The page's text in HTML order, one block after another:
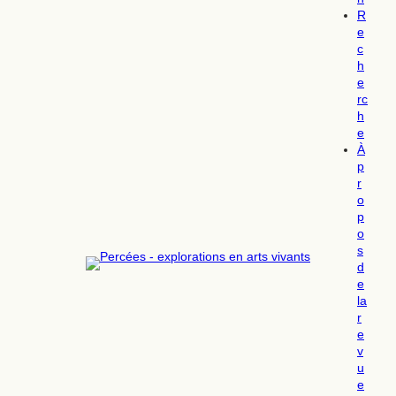
R
e
c
h
e
rc
h
e
À
p
r
o
p
o
s
d
e
la
r
e
v
u
e